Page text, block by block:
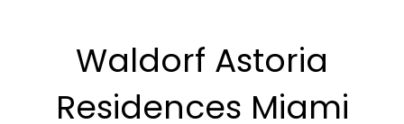
Waldorf Astoria
Residences Miami